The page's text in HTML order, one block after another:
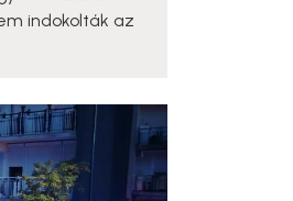
indokolták az